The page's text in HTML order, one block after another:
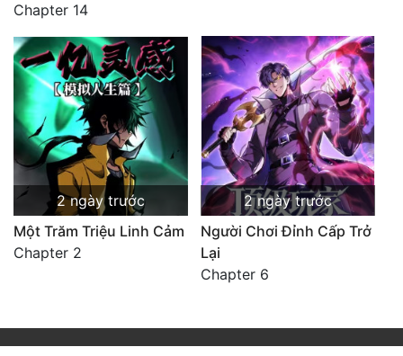
Chapter 14
2 ngày trước
Một Trăm Triệu Linh Cảm
Chapter 2
2 ngày trước
Người Chơi Đỉnh Cấp Trở
Lại
Chapter 6